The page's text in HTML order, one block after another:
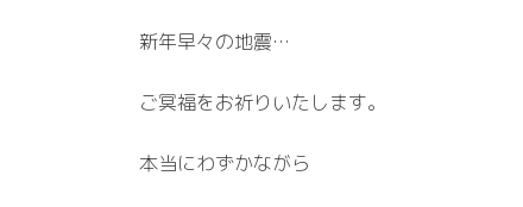
新年早々の地震…
ご冥福をお祈りいたします。
本当にわずかながら